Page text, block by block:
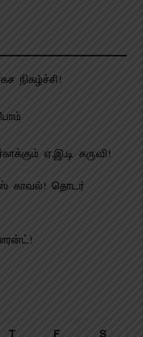
நிகழ்ச்சி!
ஏ.இ.டி கருவி!
காவல்! தொடர்